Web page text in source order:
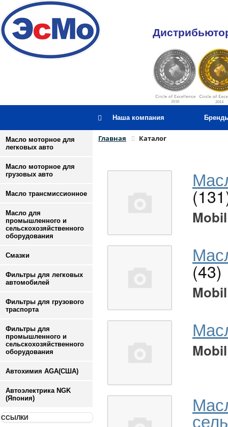
Наша компания
Масло моторное для
легковых авто
Масло моторное для
грузовых авто
Масло трансмиссионное
Масло для
промышленного и
сельскохозяйственного
оборудования
Смазки
Фильтры для легковых
автомобилей
Фильтры для грузового
траспорта
Фильтры для
промышленного и
сельскохозяйственного
оборудования
Автохимия AGA(США)
Автоэлектрика NGK
(Япония)
ССЫЛКИ
Главная Каталог
Mobil
(43)
Mobil
Mobil